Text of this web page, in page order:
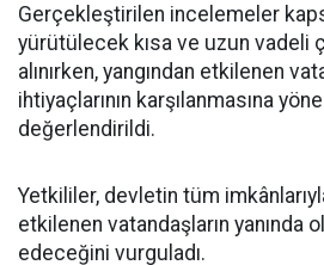
Gerçekleştirilen incelemeler
yürütülecek kısa ve uzun vadeli
alınırken, yangından etkilenen
ihtiyaçlarının karşılanmasına
değerlendirildi.
Yetkililer, devletin tüm
etkilenen vatandaşların yanında
edeceğini vurguladı.